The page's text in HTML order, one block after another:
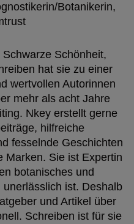
Botanikerin,
Schönheit,
hat sie zu einer
wertvollen Autorinnen
mehr als acht Jahre
Nkey erstellt gerne
hilfreiche
fesselnde Geschichten
Marken. Sie ist Expertin
botanisches und
ist. Deshalb
und Artikel über
Schreiben ist für sie